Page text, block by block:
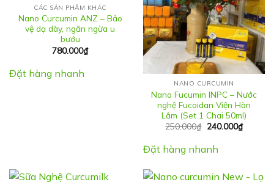
CÁC SẢN PHẨM KHÁC
Nano Curcumin ANZ – Bảo
vệ dạ dày, ngăn ngừa u
bướu
780.000₫
Đặt hàng nhanh
NANO CURCUMIN
Nano Fucumin INPC – Nước
nghệ Fucoidan Viện Hàn
Lâm (Set 1 Chai 50ml)
250.000₫ Giá
250.000₫.
240.000₫Giá
hiện
Đặt hàng nhanh